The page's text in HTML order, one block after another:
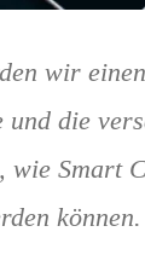
wir
die
wie Smart
können.